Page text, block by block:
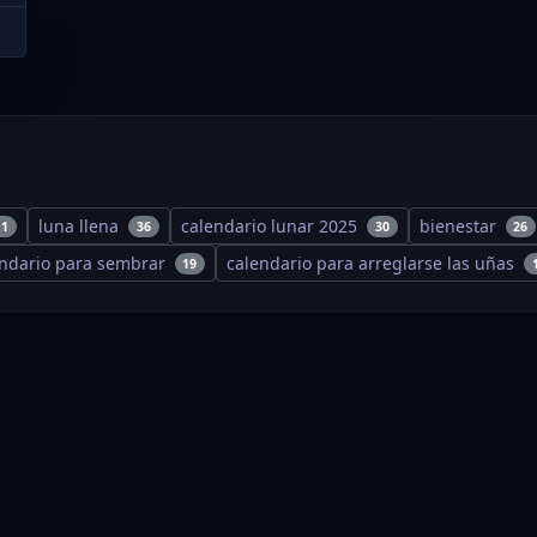
luna llena 36 calendario lunar 2025 30 bienestar 26
para sembrar 19 calendario para arreglarse las uñas